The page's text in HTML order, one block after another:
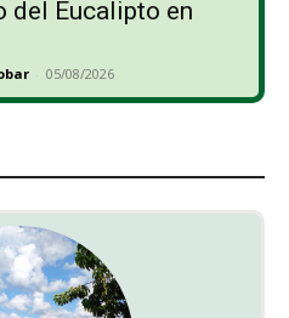
del Eucalipto en
- 05/08/2026